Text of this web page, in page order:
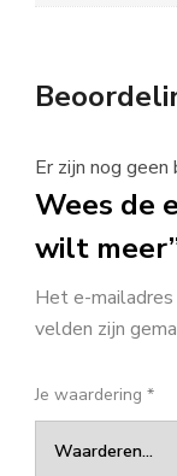
Er zijn nog
Wees de
wilt
Het e-
velden zijn
Je waardering *